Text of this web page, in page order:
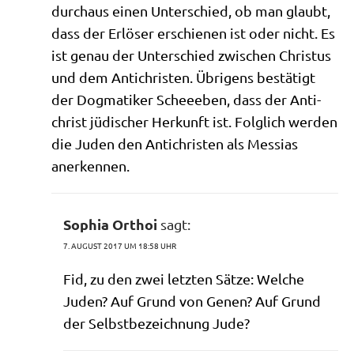
durch­aus einen Unter­schied, ob man glaubt,
dass der Erlö­ser erschie­nen ist oder nicht. Es
ist genau der Unter­schied zwi­schen Chri­stus
und dem Anti­chri­sten. Übri­gens bestä­tigt
der Dog­ma­ti­ker Schee­eben, dass der Anti­
christ jüdi­scher Her­kunft ist. Folg­lich wer­den
die Juden den Anti­chri­sten als Mes­si­as
anerkennen.
Sophia Orthoi sagt:
7. AUGUST 2017 UM 18:58 UHR
Fid, zu den zwei letz­ten Sät­ze: Wel­che
Juden? Auf Grund von Genen? Auf Grund
der Selbst­be­zeich­nung Jude?